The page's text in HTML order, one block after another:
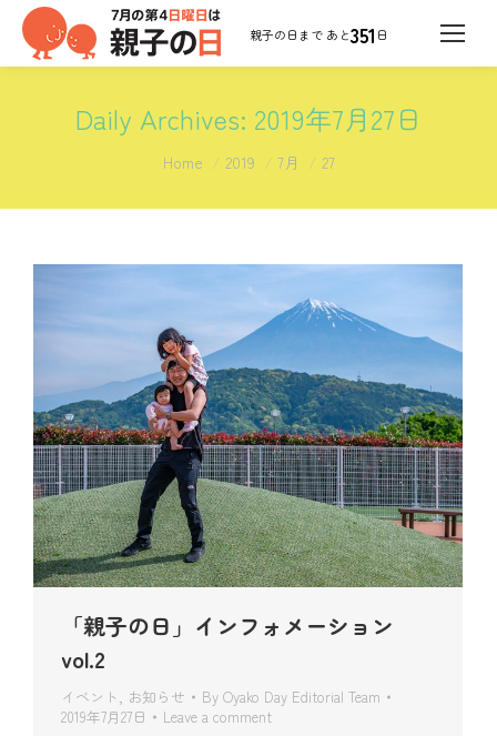
351 日
Daily Archives: 2019年7月27日
You are here:
Home 2019 7月 27
「親子の日」インフォメーション
vol.2
イベント お知らせ By Oyako Day Editorial Team
2019年7月27日
Leave a comment